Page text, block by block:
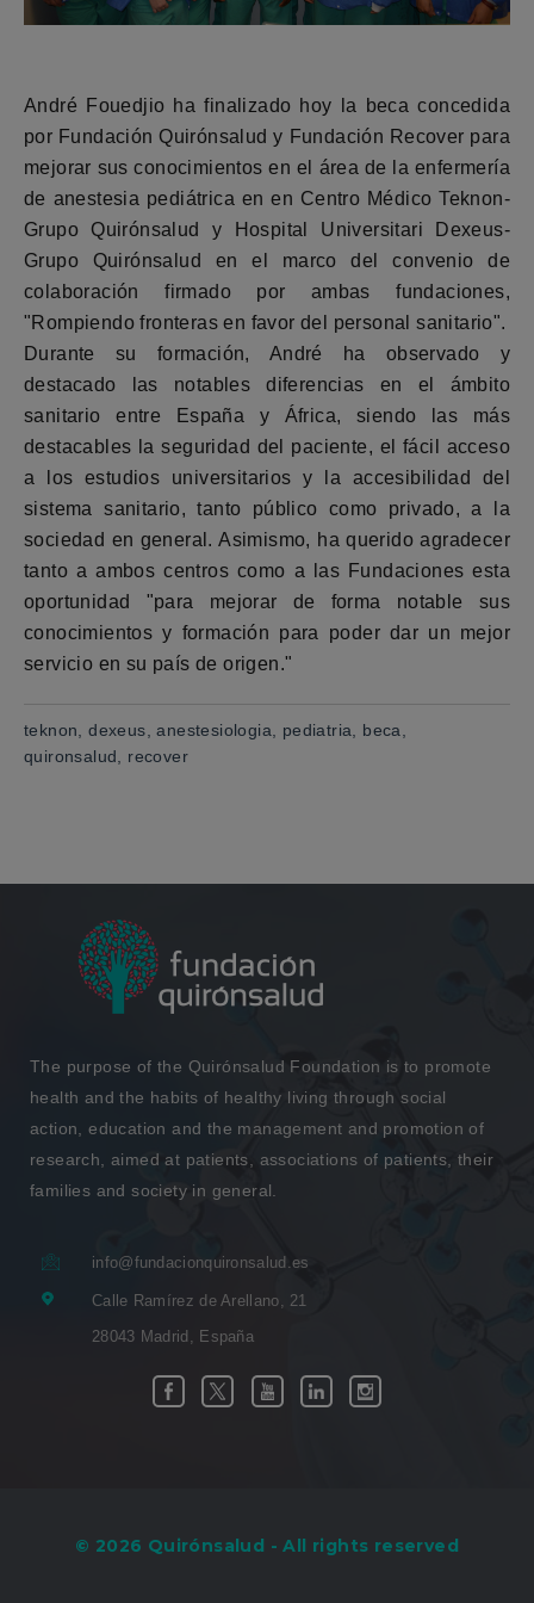
André Fouedjio ha finalizado hoy la beca concedida
por Fundación Quirónsalud y Fundación Recover para
mejorar sus conocimientos en el área de la enfermería
de anestesia pediátrica en en Centro Médico Teknon-
Grupo Quirónsalud y Hospital Universitari Dexeus-
Grupo Quirónsalud en el marco del convenio de
colaboración firmado por ambas fundaciones,
"Rompiendo fronteras en favor del personal sanitario".
Durante su formación, André ha observado y
destacado las notables diferencias en el ámbito
sanitario entre España y África, siendo las más
destacables la seguridad del paciente, el fácil acceso
a los estudios universitarios y la accesibilidad del
sistema sanitario, tanto público como privado, a la
sociedad en general. Asimismo, ha querido agradecer
tanto a ambos centros como a las Fundaciones esta
oportunidad "para mejorar de forma notable sus
conocimientos y formación para poder dar un mejor
servicio en su país de origen."
teknon, dexeus, anestesiologia, pediatria, beca,
quironsalud, recover
The purpose of the Quirónsalud Foundation is to promote
health and the habits of healthy living through social
action, education and the management and promotion of
research, aimed at patients, associations of patients, their
families and society in general.
info@fundacionquironsalud.es
Calle Ramírez de Arellano, 21
28043 Madrid, España
Facebook
Link
application.
Twitter
Link
application.
Youtube
Link
application.
Linkedin
Link
application.
Instagram
Link
© 2026 Quirónsalud - All rights reserved